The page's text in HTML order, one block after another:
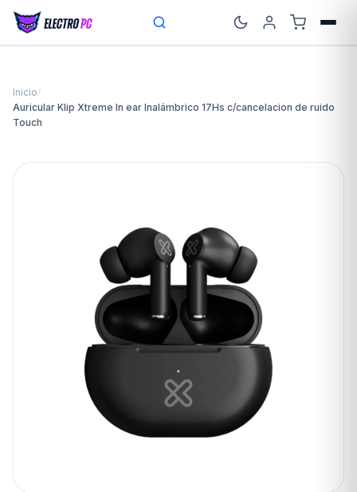
Inicio/
Auricular Klip Xtreme In ear Inalámbrico 17Hs c/cancelacion de ruido
Touch